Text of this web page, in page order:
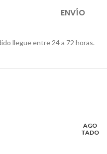
ENVÍO
llegue entre 24 a 72 horas.
AGO
TADO